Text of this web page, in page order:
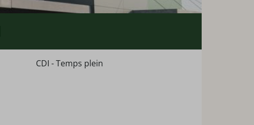
CDI - Temps plein